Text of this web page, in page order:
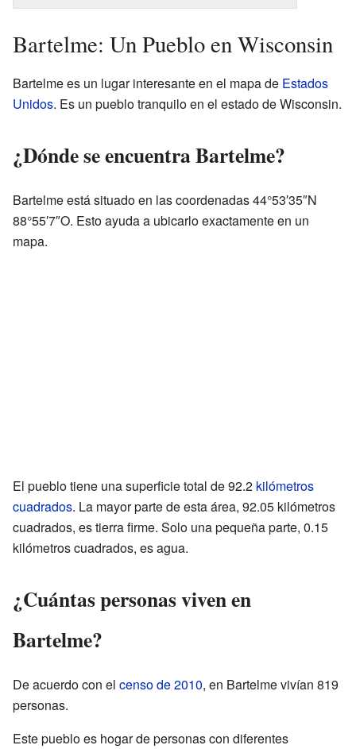
Bartelme: Un Pueblo en Wisconsin
Bartelme es un lugar interesante en el mapa de Estados
Unidos. Es un pueblo tranquilo en el estado de Wisconsin.
¿Dónde se encuentra Bartelme?
Bartelme está situado en las coordenadas44°53′35″N
88°55′7″O. Esto ayuda a ubicarlo exactamente en un
mapa.
El pueblo tiene una superficie total de 92.2 kilómetros
cuadrados. La mayor parte de esta área, 92.05 kilómetros
cuadrados, es tierra firme. Solo una pequeña parte, 0.15
kilómetros cuadrados, es agua.
¿Cuántas personas viven en
Bartelme?
De acuerdo con el censo de 2010, en Bartelme vivían 819
personas.
Este pueblo es hogar de personas con diferentes